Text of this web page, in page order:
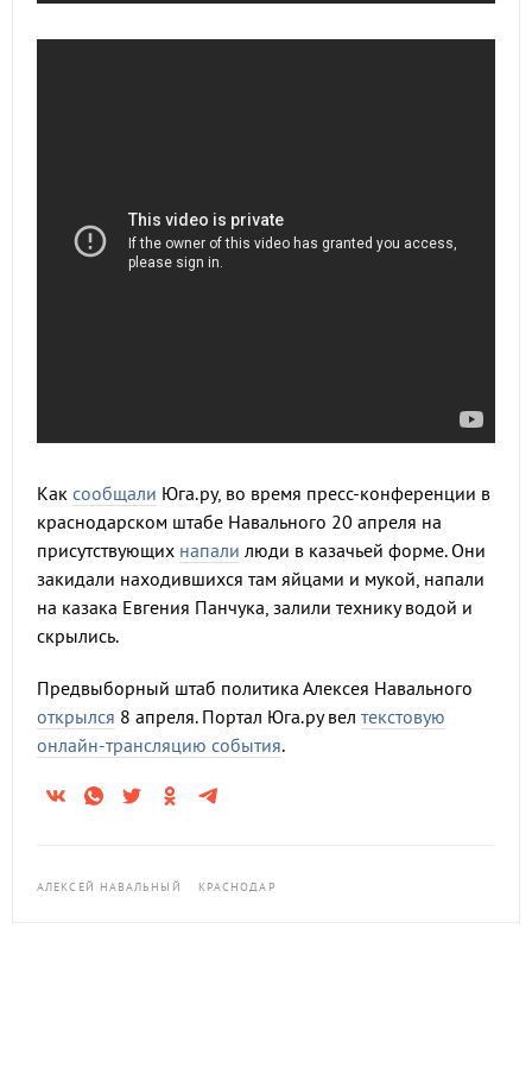
Как сообщали Юга.ру, во время пресс-конференции в
краснодарском штабе Навального 20 апреля на
присутствующих напали люди в казачьей форме. Они
закидали находившихся там яйцами и мукой, напали
на казака Евгения Панчука, залили технику водой и
скрылись.
Предвыборный штаб политика Алексея Навального
открылся 8 апреля. Портал Юга.ру вел текстовую
онлайн-трансляцию события.
АЛЕКСЕЙ НАВАЛЬНЫЙ КРАСНОДАР